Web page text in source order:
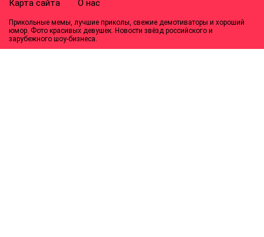
Карта сайта
О нас
Прикольные мемы, лучшие приколы, свежие демотиваторы и хороший
юмор. Фото красивых девушек. Новости звёзд российского и
зарубежного шоу-бизнеса.